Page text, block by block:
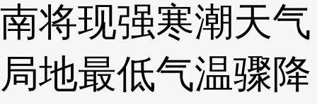
南将现强寒潮天气
局地最低气温骤降